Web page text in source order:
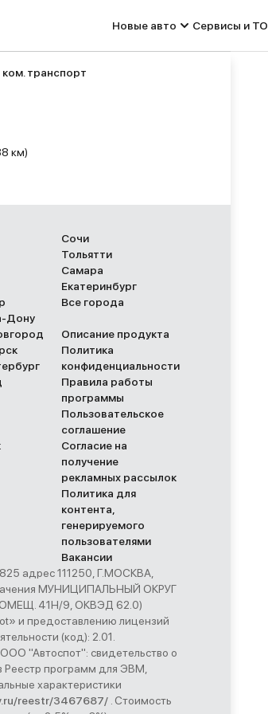
Новые авто Сервисы и ТО
транспорт
км)
Дону
Сочи
Тольятти
Самара
Екатеринбург
Все города
Описание продукта
Политика
конфиденциальности
Правила работы
программы
Пользовательское
соглашение
Согласие на
получение
рекламных рассылок
Политика для
контента,
генерируемого
пользователями
Вакансии
адрес 111250, Г.МОСКВА,
МУНИЦИПАЛЬНЫЙ ОКРУГ
41Н/9, ОКВЭД 62.0)
и предоставлению лицензий
(код): 2.01.
"Автоспот": свидетельство о
программ для ЭВМ,
характеристики
reestr/3467687/ . Стоимость